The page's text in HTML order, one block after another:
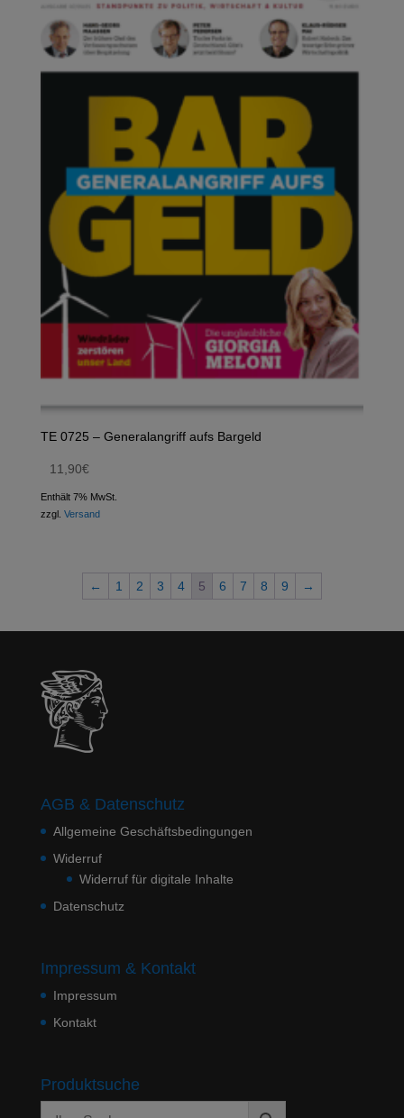
TE 0725 – Generalangriff aufs Bargeld
11,90€
Enthält 7% MwSt.
zzgl. Versand
← 1 2 3 4 5 6 7 8 9 →
AGB & Datenschutz
Allgemeine Geschäftsbedingungen
Widerruf
Widerruf für digitale Inhalte
Datenschutz
Impressum & Kontakt
Impressum
Kontakt
Produktsuche